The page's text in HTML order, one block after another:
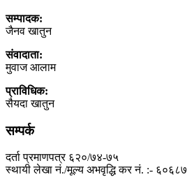
सम्पादक:
जैनव खातुन
संवादाता:
मुवाज आलाम
प्राविधिक:
सैयदा खातुन
सम्पर्क
दर्ता प्रमाणपत्र ६२०/७४-७५
स्थायी लेखा नं./मूल्य अभवृद्धि कर नं. :-